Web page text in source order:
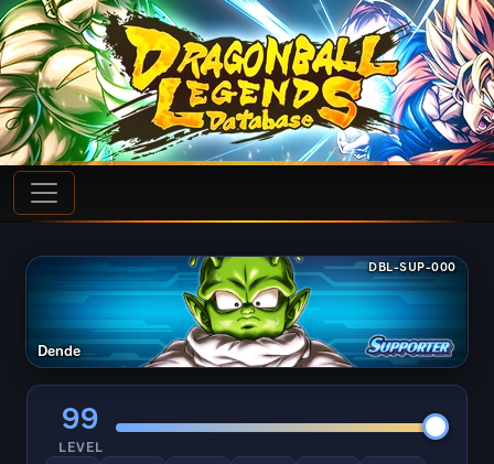
Dende
DBL-SUP-000
99
LEVEL